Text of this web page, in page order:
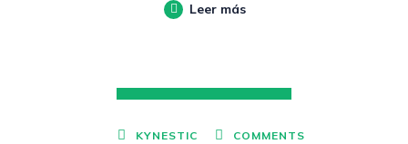
Leer más
KYNESTIC COMMENTS